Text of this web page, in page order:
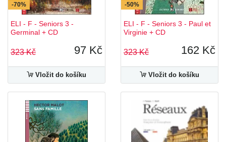
-70%
ELI - F - Seniors 3 -
Germinal + CD
323 Kč 97 Kč
Vložit do košíku
-50%
ELI - F - Seniors 3 - Paul et
Virginie + CD
323 Kč 162 Kč
Vložit do košíku